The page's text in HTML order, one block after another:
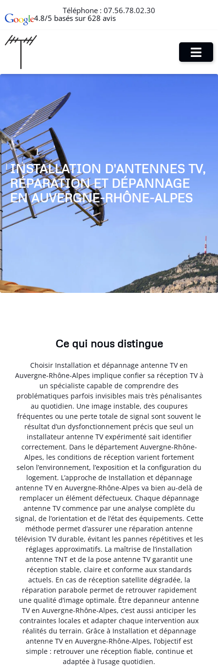
Téléphone : 07.56.78.02.30
4.8/5 basés sur 628 avis
INSTALLATION D'ANTENNES TV,
RÉPARATION ET DÉPANNAGE
EN AUVERGNE-RHÔNE-ALPES
Ce qui nous distingue
Choisir Installation et dépannage antenne TV en
Auvergne-Rhône-Alpes implique confier sa réception TV à
un spécialiste capable de comprendre des
problématiques parfois invisibles mais très pénalisantes
au quotidien. Une image instable, des coupures
fréquentes ou une perte totale de signal sont souvent le
résultat d’un dysfonctionnement précis que seul un
installateur antenne TV expérimenté sait identifier
correctement. Dans le département Auvergne-Rhône-
Alpes, les conditions de réception varient fortement
selon l’environnement, l’exposition et la configuration du
logement. L’approche de Installation et dépannage
antenne TV en Auvergne-Rhône-Alpes va bien au-delà de
remplacer un élément défectueux. Chaque dépannage
antenne TV commence par une analyse complète du
signal, de l’orientation et de l’état des équipements. Cette
méthode permet d’assurer une réparation antenne
télévision TV durable, évitant les pannes répétitives et les
réglages approximatifs. La maîtrise de l’installation
antenne TNT et de la pose antenne TV garantit une
réception stable, claire et conforme aux standards
actuels. En cas de réception satellite dégradée, la
réparation parabole permet de retrouver rapidement
une qualité d’image optimale. Être depanneur antenne
TV en Auvergne-Rhône-Alpes, c’est aussi anticiper les
contraintes locales et adapter chaque intervention aux
réalités du terrain. Grâce à Installation et dépannage
antenne TV en Auvergne-Rhône-Alpes, l’objectif est
simple : retrouver une réception fiable, continue et
adaptée à l’usage quotidien.